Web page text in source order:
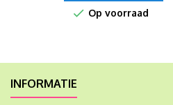
 Op voorraad
INFORMATIE